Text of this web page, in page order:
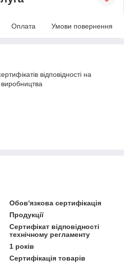
Оплата Умови повернення
відповідності на
Обов'язкова сертифікація
Продукції
Сертифікат відповідності
технічному регламенту
1 років
Сертифікація товарів